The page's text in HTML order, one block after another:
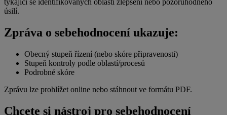
týkající se identifikovaných oblastí zlepšení nebo pozoruhodného
úsilí.
Zpráva o sebehodnocení ukazuje:
Obecný stupeň řízení (nebo skóre připravenosti)
Stupeň kontroly podle oblastí/procesů
Podrobné skóre
Zprávu lze prohlížet online nebo stáhnout ve formátu PDF.
Chcete si nástroj pro sebehodnocení